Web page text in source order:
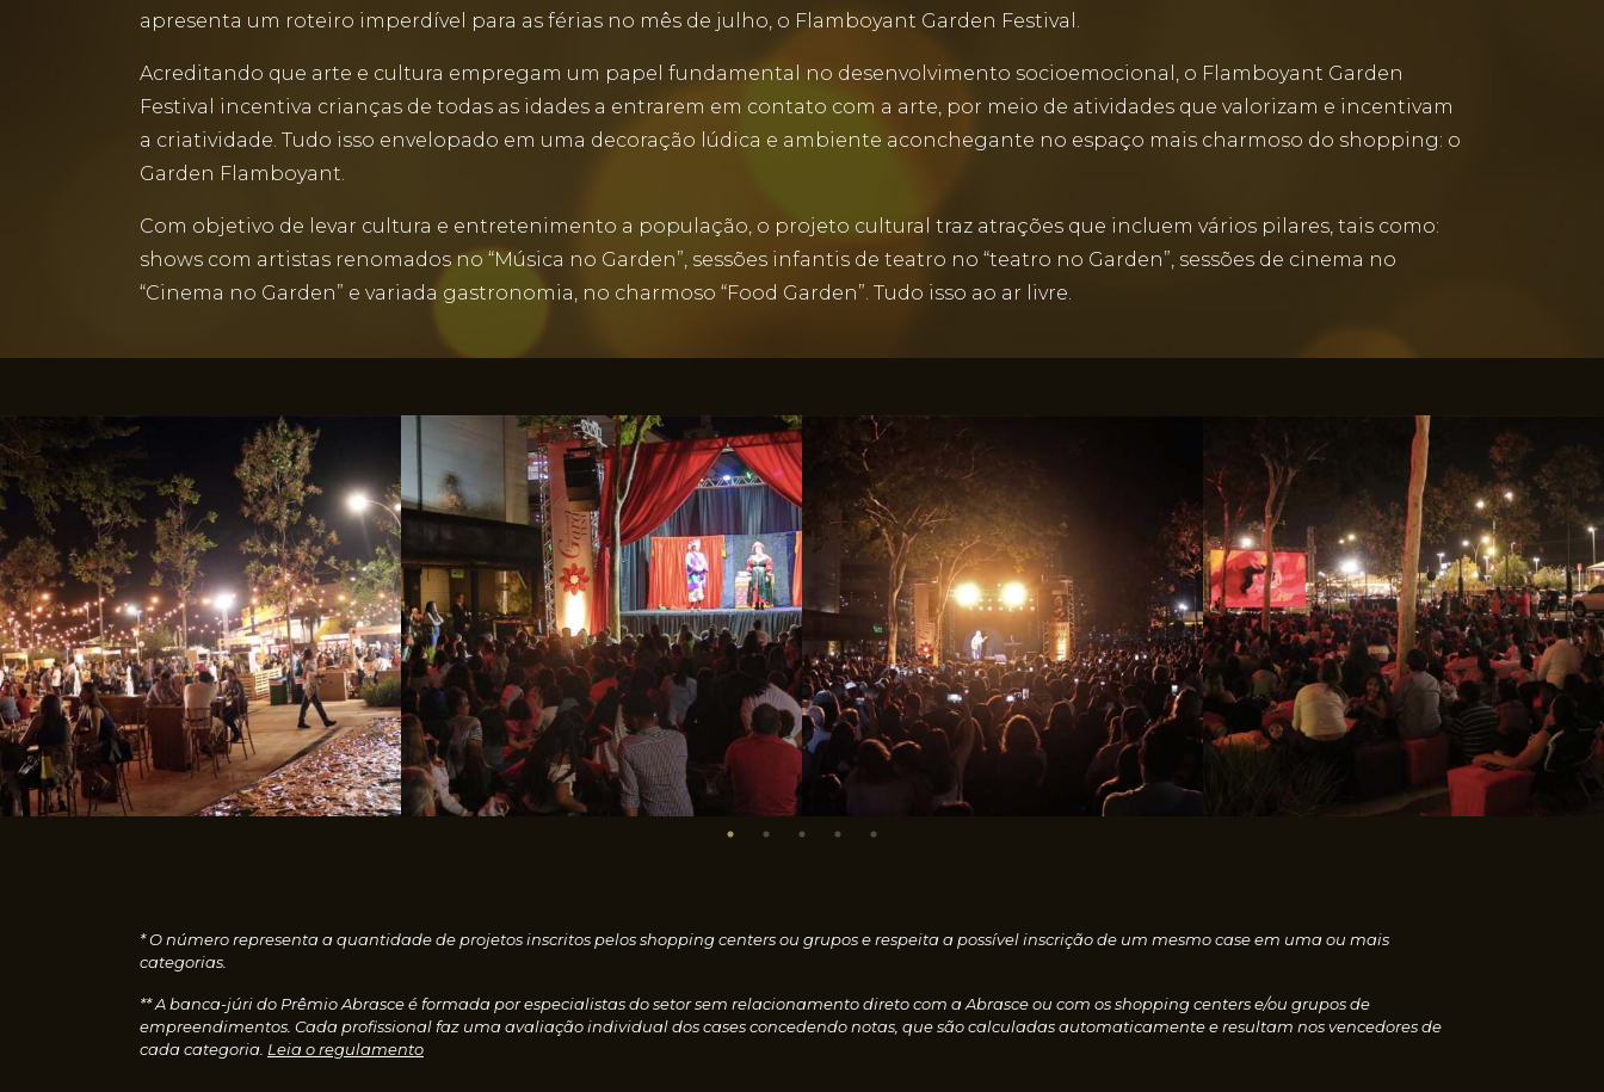
apresenta um roteiro imperdível para as férias no mês de julho, o Flamboyant Garden Festival.
Acreditando que arte e cultura empregam um papel fundamental no desenvolvimento socioemocional, o Flamboyant Garden
Festival incentiva crianças de todas as idades a entrarem em contato com a arte, por meio de atividades que valorizam e incentivam
a criatividade. Tudo isso envelopado em uma decoração lúdica e ambiente aconchegante no espaço mais charmoso do shopping: o
Garden Flamboyant.
Com objetivo de levar cultura e entretenimento a população, o projeto cultural traz atrações que incluem vários pilares, tais como:
shows com artistas renomados no “Música no Garden”, sessões infantis de teatro no “teatro no Garden”, sessões de cinema no
“Cinema no Garden” e variada gastronomia, no charmoso “Food Garden”. Tudo isso ao ar livre.
* O número representa a quantidade de projetos inscritos pelos shopping centers ou grupos e respeita a possível inscrição de um mesmo case em uma ou mais
categorias.
** A banca-júri do Prêmio Abrasce é formada por especialistas do setor sem relacionamento direto com a Abrasce ou com os shopping centers e/ou grupos de
empreendimentos. Cada profissional faz uma avaliação individual dos cases concedendo notas, que são calculadas automaticamente e resultam nos vencedores de
cada categoria. Leia o regulamento